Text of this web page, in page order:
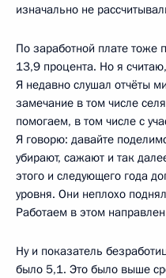
изначально не
По заработной плате тоже
13,9 процента. Но я
Я недавно слушал отчёты
замечание в том числе
помогаем, в том числе с
Я говорю: давайте
убирают, сажают и так
этого и следующего года
уровня. Они неплохо
Работаем в этом
Ну и показатель
было 5,1. Это было выше